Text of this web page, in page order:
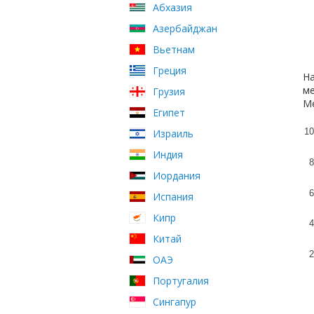
Абхазия
Азербайджан
Вьетнам
Греция
Грузия
Египет
Израиль
Индия
Иордания
Испания
Кипр
Китай
ОАЭ
Португалия
Сингапур